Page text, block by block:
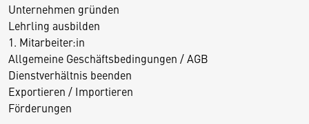
Unternehmen gründen
Lehrling ausbilden
1. Mitarbeiter:in
Allgemeine Geschäftsbedingungen / AGB
Dienstverhältnis beenden
Exportieren / Importieren
Förderungen